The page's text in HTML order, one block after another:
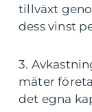
tillväxt
dess vinst
3.
mäter
det egna